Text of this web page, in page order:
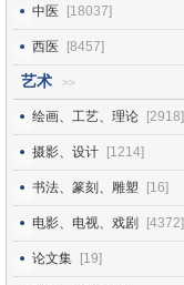
中医 [18037]
西医 [8457]
艺术 >>
绘画、工艺、理论 [2918]
摄影、设计 [1214]
书法、篆刻、雕塑 [16]
电影、电视、戏剧 [4372]
论文集 [19]